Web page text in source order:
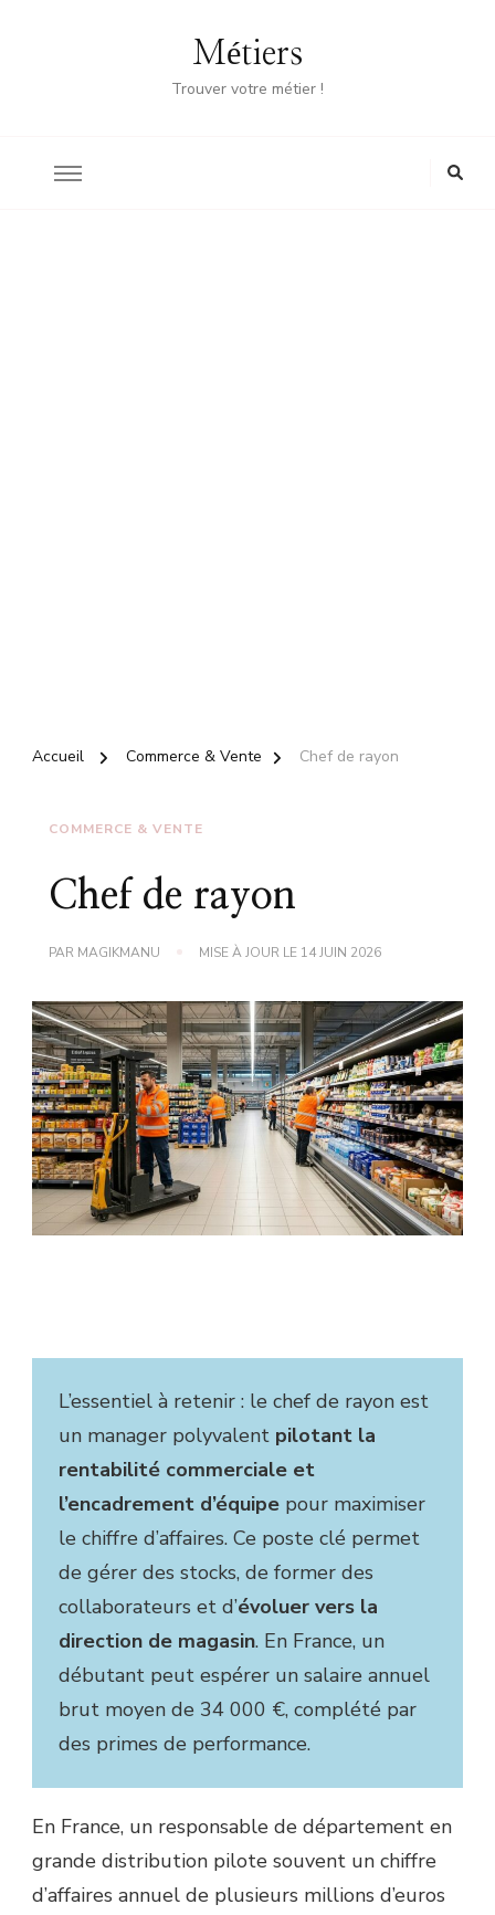
Métiers
Trouver votre métier !
Accueil Commerce & Vente Chef de rayon
COMMERCE & VENTE
Chef de rayon
PAR MAGIKMANU MISE À JOUR LE 14 JUIN 2026
L’essentiel à retenir : le chef de rayon est
un manager polyvalent pilotant la
rentabilité commerciale et
l’encadrement d’équipe pour maximiser
le chiffre d’affaires. Ce poste clé permet
de gérer des stocks, de former des
collaborateurs et d’évoluer vers la
direction de magasin. En France, un
débutant peut espérer un salaire annuel
brut moyen de 34 000 €, complété par
des primes de performance.
En France, un responsable de département en
grande distribution pilote souvent un chiffre
d’affaires annuel de plusieurs millions d’euros